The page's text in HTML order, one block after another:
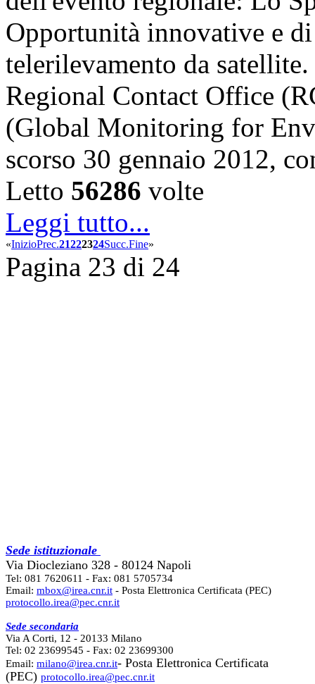
Opportunità innovative e
telerilevamento da
Regional Contact Office
(Global Monitoring for
scorso 30 gennaio 2012,
Letto 56286 volte
Leggi tutto...
«InizioPrec.21222324Succ.Fine»
Pagina 23 di 24
Sede istituzionale
Via Diocleziano 328 - 80124 Napoli
Tel: 081 7620611 - Fax: 081 5705734
Email: mbox@irea.cnr.it - Posta Elettronica Certificata (PEC)
protocollo.irea@pec.cnr.it
Sede secondaria
Via A Corti, 12 - 20133 Milano
Tel: 02 23699545 - Fax: 02 23699300
Email: milano@irea.cnr.it- Posta Elettronica Certificata
(PEC) protocollo.irea@pec.cnr.it